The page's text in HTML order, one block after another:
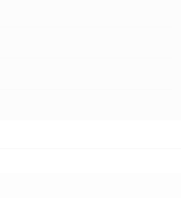
บต่อความเสียหายทุกกรณี อันเกิ
าม ข้อมูล เอกสาร หรือสื่อใดๆ
ท์มือถือนี้ได้เผยแพร่ออกไป ไม่ว่
ายต่อทรัพย์สินหรือชื่อเสียงของบ
วยวิธีการใดๆ โดยเจตนา หรือ